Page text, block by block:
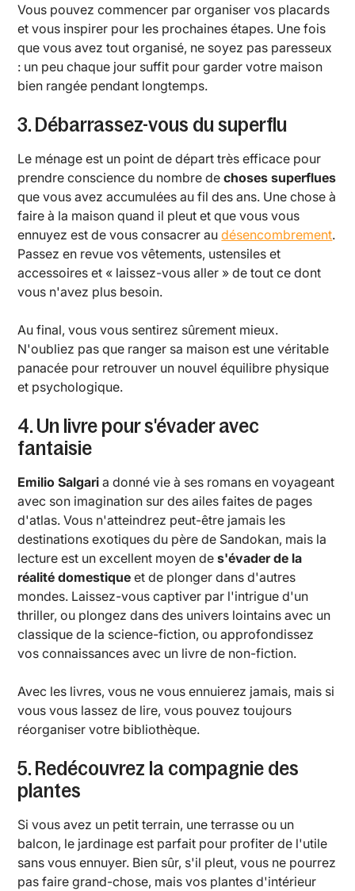
Vous pouvez commencer par organiser vos placards
et vous inspirer pour les prochaines étapes. Une fois
que vous avez tout organisé, ne soyez pas paresseux
: un peu chaque jour suffit pour garder votre maison
bien rangée pendant longtemps.
3. Débarrassez-vous du superflu
Le ménage est un point de départ très efficace pour
prendre conscience du nombre dechoses superflues
que vous avez accumulées au fil des ans. Une chose à
faire à la maison quand il pleut et que vous vous
ennuyez est de vous consacrer audésencombrement.
Passez en revue vos vêtements, ustensiles et
accessoires et « laissez-vous aller » de tout ce dont
vous n'avez plus besoin.
Au final, vous vous sentirez sûrement mieux.
N'oubliez pas que ranger sa maison est une véritable
panacée pour retrouver un nouvel équilibre physique
et psychologique.
4. Un livre pour s'évader avec
fantaisie
Emilio Salgari a donné vie à ses romans en voyageant
avec son imagination sur des ailes faites de pages
d'atlas. Vous n'atteindrez peut-être jamais les
destinations exotiques du père de Sandokan, mais la
lecture est un excellent moyen des'évader de la
réalité domestique et de plonger dans d'autres
mondes. Laissez-vous captiver par l'intrigue d'un
thriller, ou plongez dans des univers lointains avec un
classique de la science-fiction, ou approfondissez
vos connaissances avec un livre de non-fiction.
Avec les livres, vous ne vous ennuierez jamais, mais si
vous vous lassez de lire, vous pouvez toujours
réorganiser votre bibliothèque.
5. Redécouvrez la compagnie des
plantes
Si vous avez un petit terrain, une terrasse ou un
balcon, le jardinage est parfait pour profiter de l'utile
sans vous ennuyer. Bien sûr, s'il pleut, vous ne pourrez
pas faire grand-chose, mais vos plantes d'intérieur